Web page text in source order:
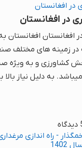
در افغانستان
افغانستان افغانستان
در زمینه های مختلف
بخش کشاورزی و به ویژه
به دلیل نیاز بالا